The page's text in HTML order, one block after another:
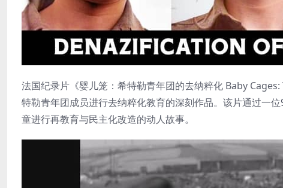
法国纪录片《婴儿笼：希特勒青年团的去纳粹化 Baby
特勒青年团成员进行去纳粹化教育的深刻作品。该片通过一
童进行再教育与民主化改造的动人故事。